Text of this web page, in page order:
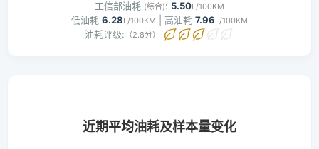
工信部油耗 (综合): 5.50L/100KM
低油耗 6.28L/100KM | 高油耗 7.96L/100KM
油耗评级: （2.8分）